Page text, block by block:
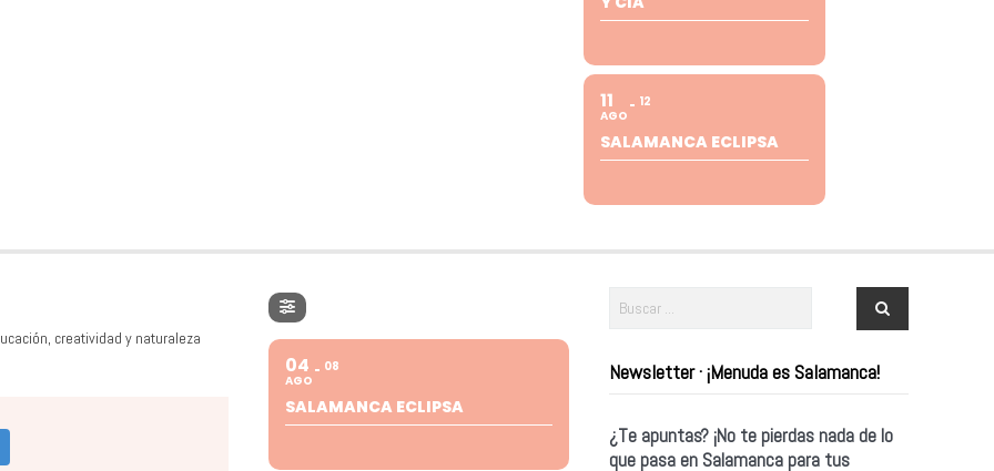
11
AGO
12
SALAMANCA ECLIPSA
creatividad y naturaleza
04
AGO
08
SALAMANCA ECLIPSA
Newsletter · ¡Menuda es Salamanca!
¿Te apuntas? ¡No te pierdas nada de lo
que pasa en Salamanca para tus